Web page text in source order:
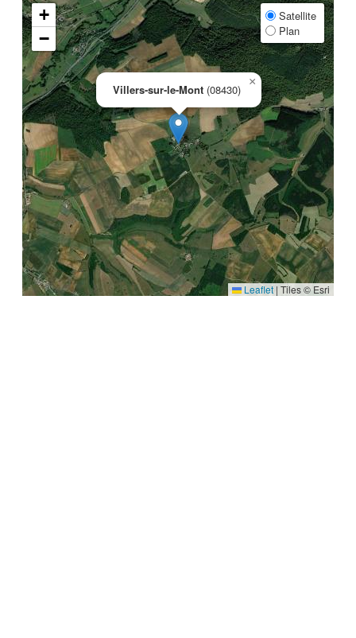
Villers-sur-le-Mont (08430)
×
+
−
Satellite
Plan
Leaflet | Tiles © Esri